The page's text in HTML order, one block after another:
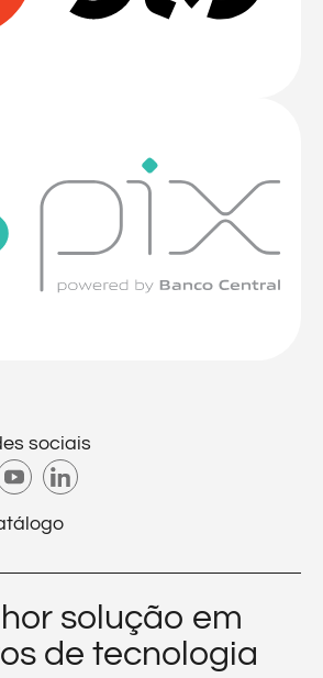
sociais
solução em
de tecnologia